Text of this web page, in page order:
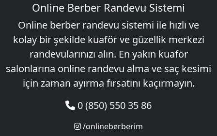
Online Berber Randevu Sistemi
Online berber randevu sistemi ile hızlı ve
kolay bir şekilde kuaför ve güzellik merkezi
randevularınızı alın. En yakın kuaför
salonlarına online randevu alma ve saç kesimi
için zaman ayırma fırsatını kaçırmayın.
0 (850) 550 35 86
/onlineberberim